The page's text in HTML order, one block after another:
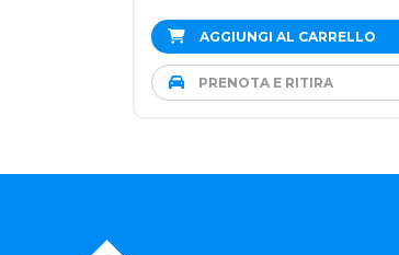
AGGIUNGI AL CARRELLO
PRENOTA E RITIRA